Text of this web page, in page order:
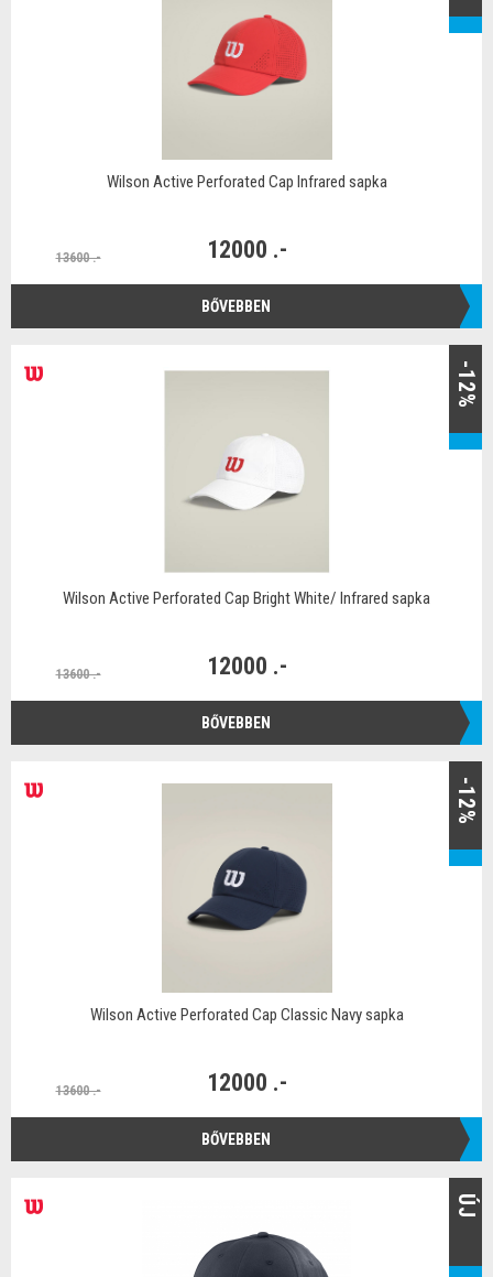
Wilson Active Perforated Cap Infrared sapka
13600 .- 12000 .-
BŐVEBBEN
-12%
Wilson Active Perforated Cap Bright White/ Infrared sapka
13600 .- 12000 .-
BŐVEBBEN
-12%
Wilson Active Perforated Cap Classic Navy sapka
13600 .- 12000 .-
BŐVEBBEN
ÚJ